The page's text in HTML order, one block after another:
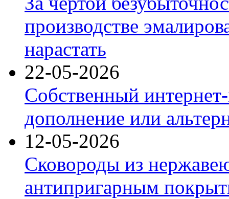
производстве
нарастать
22-05-2026
Собственный
дополнение или
12-05-2026
Сковороды из
антипригарным